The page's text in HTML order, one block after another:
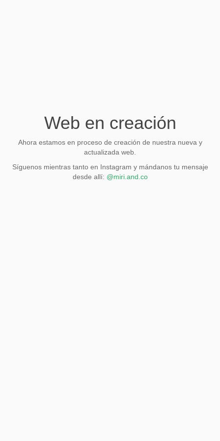
Web en creación
Ahora estamos en proceso de creación de nuestra nueva y
actualizada web.
Síguenos mientras tanto en Instagram y mándanos tu mensaje
desde allí: @miri.and.co